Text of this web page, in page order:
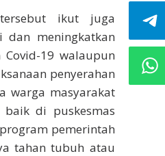
ikut juga
dan meningkatkan
19 walaupun
penyerahan
warga masyarakat
di puskesmas
pemerintah
tahan tubuh atau